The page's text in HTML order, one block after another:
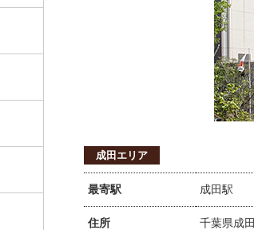
成田エリア
最寄駅 成田駅
住所 千葉県成